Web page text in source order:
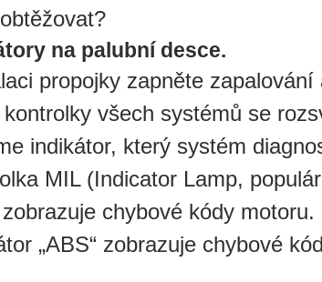
na palubní desce.
propojky zapněte
všech systémů se
indikátor, který systém
MIL (Indicator Lamp,
chybové kódy motoru.
„ABS“ zobrazuje chybové